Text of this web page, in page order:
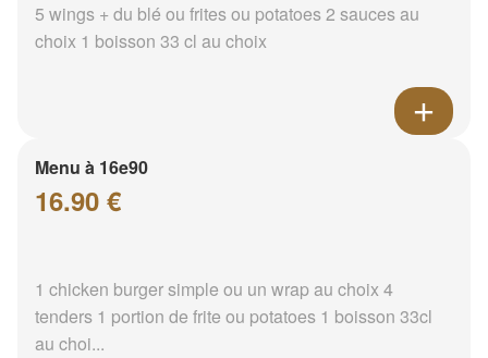
5 wings + du blé ou frites ou potatoes 2 sauces au
choix 1 boisson 33 cl au choix
Menu à 16e90
16.90 €
1 chicken burger simple ou un wrap au choix 4
tenders 1 portion de frite ou potatoes 1 boisson 33cl
au choi...